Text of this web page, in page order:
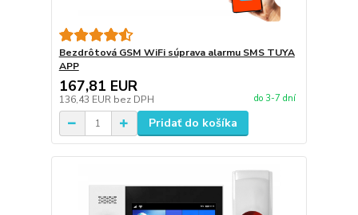
Bezdrôtová GSM WiFi súprava alarmu SMS TUYA
APP
167,81 EUR
136,43 EUR bez DPH do 3-7 dní
Pridať do košíka